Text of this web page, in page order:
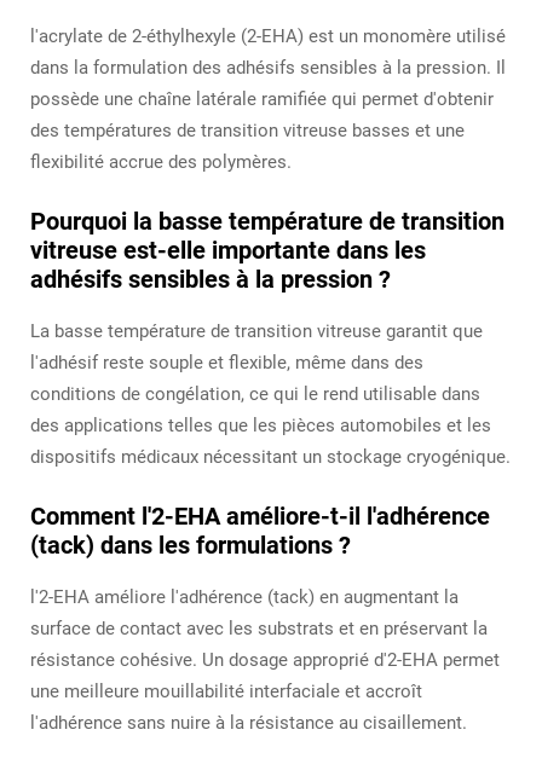
l'acrylate de 2-éthylhexyle (2-EHA) est un monomère utilisé
dans la formulation des adhésifs sensibles à la pression. Il
possède une chaîne latérale ramifiée qui permet d'obtenir
des températures de transition vitreuse basses et une
flexibilité accrue des polymères.
Pourquoi la basse température de transition
vitreuse est-elle importante dans les
adhésifs sensibles à la pression ?
La basse température de transition vitreuse garantit que
l'adhésif reste souple et flexible, même dans des
conditions de congélation, ce qui le rend utilisable dans
des applications telles que les pièces automobiles et les
dispositifs médicaux nécessitant un stockage cryogénique.
Comment l'2-EHA améliore-t-il l'adhérence
(tack) dans les formulations ?
l'2-EHA améliore l'adhérence (tack) en augmentant la
surface de contact avec les substrats et en préservant la
résistance cohésive. Un dosage approprié d'2-EHA permet
une meilleure mouillabilité interfaciale et accroît
l'adhérence sans nuire à la résistance au cisaillement.